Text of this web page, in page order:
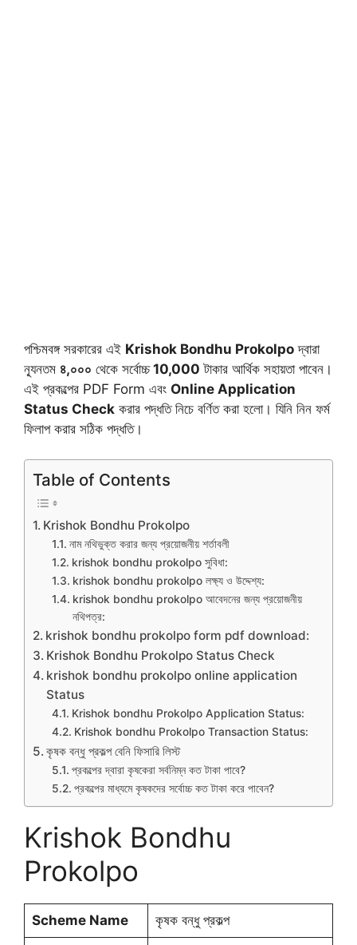
পশ্চিমবঙ্গ সরকারের এই Krishok Bondhu Prokolpo দ্বারা
ন্যূনতম ৪,০০০ থেকে সর্বোচ্চ10,000 টাকার আর্থিক সহায়তা পাবেন।
এই প্রকল্পের PDF Form এবং Online Application
Status Check করার পদ্ধতি নিচে বর্ণিত করা হলো। যিনি নিন ফর্ম
ফিলাপ করার সঠিক পদ্ধতি।
Table of Contents
Krishok Bondhu Prokolpo
নাম নথিভুক্ত করার জন্য প্রয়োজনীয় শর্তাবলী
krishok bondhu prokolpo সুবিধা:
krishok bondhu prokolpo লক্ষ্য ও উদ্দেশ্য:
krishok bondhu prokolpo আবেদনের জন্য প্রয়োজনীয়
নথিপত্র:
krishok bondhu prokolpo form pdf download:
Krishok Bondhu Prokolpo Status Check
krishok bondhu prokolpo online application
Status
Krishok bondhu Prokolpo Application Status:
Krishok bondhu Prokolpo Transaction Status:
কৃষক বন্ধু প্রকল্প বেনি ফিসারি লিস্ট
প্রকল্পের দ্বারা কৃষকেরা সর্বনিম্ন কত টাকা পাবে?
প্রকল্পের মাধ্যমে কৃষকদের সর্বোচ্চ কত টাকা করে পাবেন?
Krishok Bondhu
Prokolpo
Scheme Name কৃষক বন্ধু প্রকল্প